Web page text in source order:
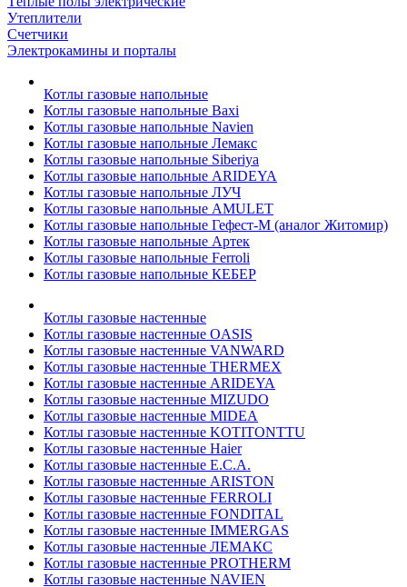
Утеплители
Счетчики
Электрокамины и порталы
Котлы газовые напольные
Котлы газовые напольные Baxi
Котлы газовые напольные Navien
Котлы газовые напольные Лемакс
Котлы газовые напольные Siberiya
Котлы газовые напольные ARIDEYA
Котлы газовые напольные ЛУЧ
Котлы газовые напольные AMULET
Котлы газовые напольные Гефест-М (аналог Житомир)
Котлы газовые напольные Артек
Котлы газовые напольные Ferroli
Котлы газовые напольные КЕБЕР
Котлы газовые настенные
Котлы газовые настенные OASIS
Котлы газовые настенные VANWARD
Котлы газовые настенные THERMEX
Котлы газовые настенные ARIDEYA
Котлы газовые настенные MIZUDO
Котлы газовые настенные MIDEA
Котлы газовые настенные KOTITONTTU
Котлы газовые настенные Haier
Котлы газовые настенные E.C.A.
Котлы газовые настенные ARISTON
Котлы газовые настенные FERROLI
Котлы газовые настенные FONDITAL
Котлы газовые настенные IMMERGAS
Котлы газовые настенные ЛЕМАКС
Котлы газовые настенные PROTHERM
Котлы газовые настенные NAVIEN